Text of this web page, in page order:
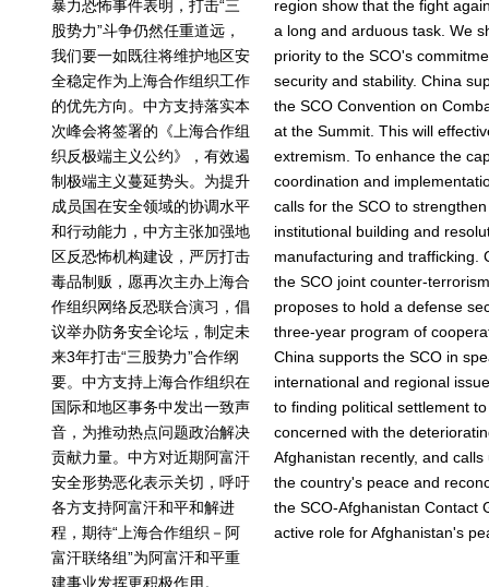
暴力恐怖事件表明，打击“三
股势力”斗争仍然任重道远，
我们要一如既往将维护地区安
全稳定作为上海合作组织工作
的优先方向。中方支持落实本
次峰会将签署的《上海合作组
织反极端主义公约》，有效遏
制极端主义蔓延势头。为提升
成员国在安全领域的协调水平
和行动能力，中方主张加强地
区反恐怖机构建设，严厉打击
毒品制贩，愿再次主办上海合
作组织网络反恐联合演习，倡
议举办防务安全论坛，制定未
来3年打击“三股势力”合作纲
要。中方支持上海合作组织在
国际和地区事务中发出一致声
音，为推动热点问题政治解决
贡献力量。中方对近期阿富汗
安全形势恶化表示关切，呼吁
各方支持阿富汗和平和解进
程，期待“上海合作组织－阿
富汗联络组”为阿富汗和平重
建事业发挥更积极作用。
region show that the fight
a long and arduous task. We
priority to the SCO's
security and stability. China
the SCO Convention on
at the Summit. This will
extremism. To enhance the
coordination and
calls for the SCO to
institutional building and
manufacturing and trafficking.
the SCO joint counter-
proposes to hold a defense
three-year program of
China supports the SCO in
international and regional
to finding political settlement
concerned with the
Afghanistan recently, and
the country's peace and
the SCO-Afghanistan Contact
active role for Afghanistan's